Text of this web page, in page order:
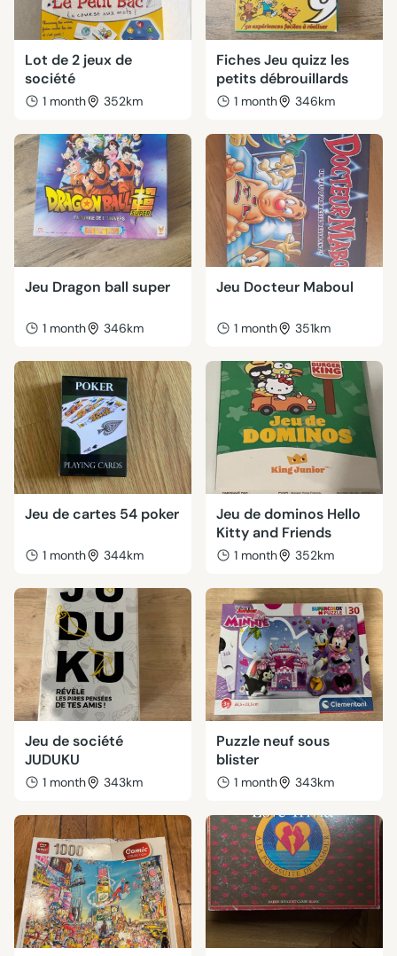
Lot de 2 jeux de
société
1 month 352km
Fiches Jeu quizz les
petits débrouillards
1 month 346km
Jeu Dragon ball super
1 month 346km
Jeu Docteur Maboul
1 month 351km
Jeu de cartes 54 poker
1 month 344km
Jeu de dominos Hello
Kitty and Friends
1 month 352km
Jeu de société
JUDUKU
1 month 343km
Puzzle neuf sous
blister
1 month 343km